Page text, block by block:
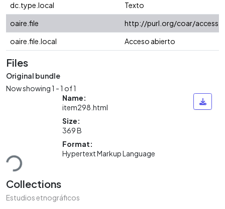
dc.type.local
Texto
oaire.file
http://purl.org/coar/
oaire.file.local
Acceso abierto
Files
Original bundle
Now showing1 - 1 of 1
Name:
item298.html
Size:
369 B
Format:
Hypertext Markup Language
Collections
Estudios etnográficos